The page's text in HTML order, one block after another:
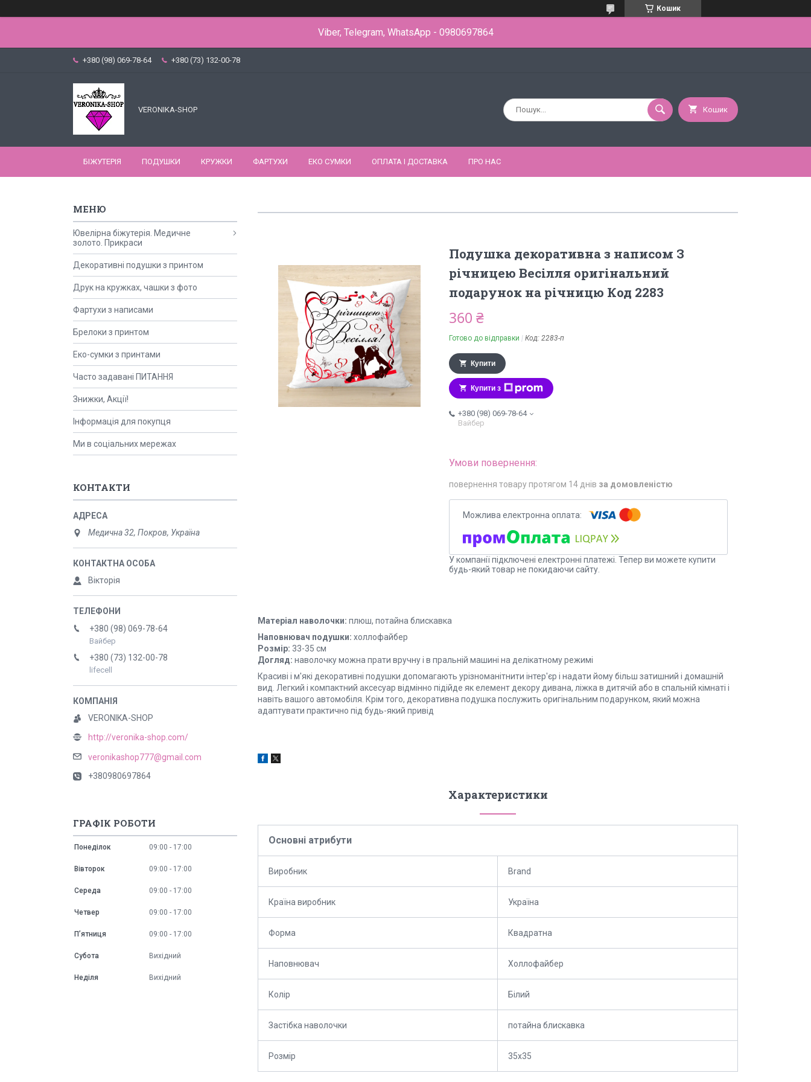
Кошик
Viber, Telegram, WhatsApp - 0980697864
+380 (98) 069-78-64 +380 (73) 132-00-78
VERONIKA-SHOP Кошик
БІЖУТЕРІЯ ПОДУШКИ КРУЖКИ ФАРТУХИ ЕКО СУМКИ ОПЛАТА І ДОСТАВКА ПРО НАС
Подушка декоративна з написом З
річницею Весілля оригінальний
подарунок на річницю Код 2283
360 ₴
Готово до відправки Код: 2283-п
Купити
Купити з
+380 (98) 069-78-64
Вайбер
повернення товару протягом 14 днів за домовленістю
У компанії підключені електронні платежі. Тепер ви можете купити
будь-який товар не покидаючи сайту.
Матеріал наволочки: плюш, потайна блискавка
Наповнювач подушки: холлофайбер
Розмір: 33-35 см
Догляд: наволочку можна прати вручну і в пральній машині на делікатному режимі
Красиві і м'які декоративні подушки допомагають урізноманітнити інтер'єр і надати йому більш затишний і домашній
вид. Легкий і компактний аксесуар відмінно підійде як елемент декору дивана, ліжка в дитячій або в спальній кімнаті і
навіть вашого автомобіля. Крім того, декоративна подушка послужить оригінальним подарунком, який можна
адаптувати практично під будь-який привід
Характеристики
Основні атрибути
Виробник Brand
Країна виробник Україна
Форма Квадратна
Наповнювач Холлофайбер
Колір Білий
Застібка наволочки потайна блискавка
Розмір 35x35
Ювелірна біжутерія. Медичне
золото. Прикраси
Декоративні подушки з принтом
Друк на кружках, чашки з фото
Фартухи з написами
Брелоки з принтом
Еко-сумки з принтами
Часто задавані ПИТАННЯ
Знижки, Акції!
Інформація для покупця
Ми в соціальних мережах
КОНТАКТИ
Медична 32, Покров, Україна
Вікторія
+380 (98) 069-78-64
Вайбер
+380 (73) 132-00-78
lifecell
VERONIKA-SHOP
http://veronika-shop.com/
veronikashop777@gmail.com
+380980697864
ГРАФІК РОБОТИ
Понеділок 09:00 17:00
Вівторок 09:00 17:00
Середа 09:00 17:00
Четвер 09:00 17:00
Пʼятниця 09:00 17:00
Субота Вихідний
Неділя Вихідний